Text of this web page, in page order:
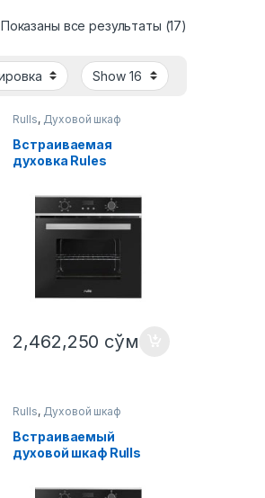
Показаны все результаты (17)
Rulls, Духовой шкаф
Встраиваемая
духовка Rules
2,462,250 сўм
Rulls, Духовой шкаф
Встраиваемый
духовой шкаф Rulls